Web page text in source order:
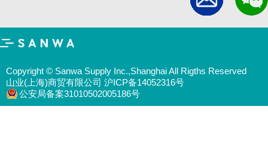
Copyright © Sanwa Supply Inc.,Shanghai All Rigths Reserved
山业(上海)商贸有限公司 沪ICP备14052316号
公安局备案31010502005186号